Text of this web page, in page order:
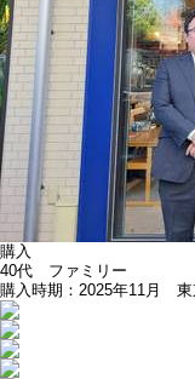
購入
40代 ファミリー
購入時期：2025年11月 東